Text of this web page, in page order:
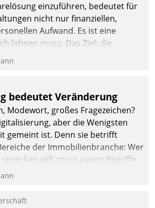
einzuführen, bedeutet für
nicht nur finanziellen,
Aufwand. Es ist eine
lohnen muss. Das Ziel: die
der Geschäftsabläufe. Damit
wird, sollten einige Grundregeln
bedeutet Veränderung
Modewort, großes Fragezeichen?
aber die Wenigsten
gemeint ist. Denn sie betrifft
der Immobilienbranche: Wer
will, muss zuerst Begriffe
ist die betriebliche Optimierung:
optimierte und automatisierte